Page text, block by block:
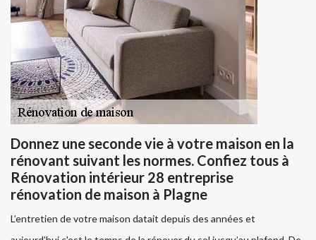
Donnez une seconde vie à votre maison en la
rénovant suivant les normes. Confiez tous à
Rénovation intérieur 28 entreprise
rénovation de maison à Plagne
L’entretien de votre maison datait depuis des années et